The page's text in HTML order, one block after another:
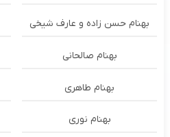
بهنام حسن زاده و عارف شیخی
بهنام صالحانی
بهنام طاهری
بهنام نوری